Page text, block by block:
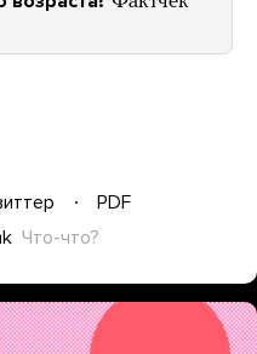
PDF
Что-что?